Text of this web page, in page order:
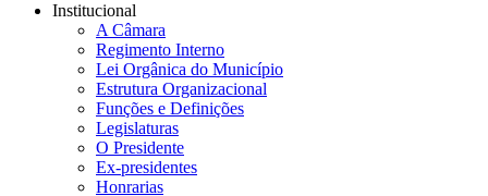
Institucional
A Câmara
Regimento Interno
Lei Orgânica do Município
Estrutura Organizacional
Funções e Definições
Legislaturas
O Presidente
Ex-presidentes
Honrarias